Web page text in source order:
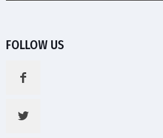
FOLLOW US